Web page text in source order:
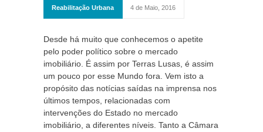
Reabilitação Urbana 4 de Maio, 2016
Desde há muito que conhecemos o apetite
pelo poder político sobre o mercado
imobiliário. É assim por Terras Lusas, é assim
um pouco por esse Mundo fora. Vem isto a
propósito das notícias saídas na imprensa nos
últimos tempos, relacionadas com
intervenções do Estado no mercado
imobiliário, a diferentes níveis. Tanto a Câmara